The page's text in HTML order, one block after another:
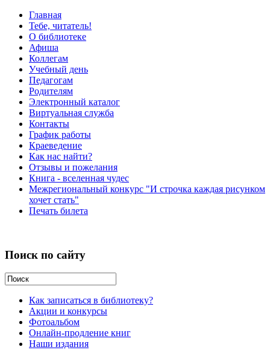
Главная
Тебе, читатель!
О библиотеке
Афиша
Коллегам
Учебный день
Педагогам
Родителям
Электронный каталог
Виртуальная служба
Контакты
График работы
Краеведение
Как нас найти?
Отзывы и пожелания
Книга - вселенная чудес
Межрегиональный конкурс "И строчка каждая рисунком
хочет стать"
Печать билета
Поиск по сайту
Как записаться в библиотеку?
Акции и конкурсы
Фотоальбом
Онлайн-продление книг
Наши издания